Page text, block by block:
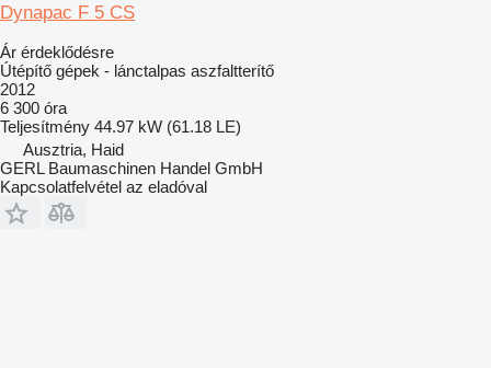
Dynapac F 5 CS
Ár érdeklődésre
Útépítő gépek - lánctalpas aszfaltterítő
2012
6 300 óra
Teljesítmény 44.97 kW (61.18 LE)
Ausztria, Haid
GERL Baumaschinen Handel GmbH
Kapcsolatfelvétel az eladóval